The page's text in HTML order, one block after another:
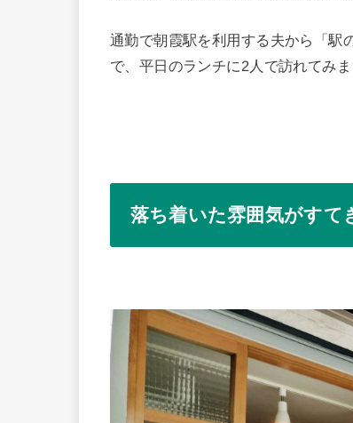
通勤で朝霞駅を利用する夫から「駅
で、平日のランチに2人で訪れてみま
落ち着いた雰囲気がすて